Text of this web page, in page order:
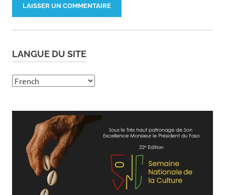
LANGUE DU SITE